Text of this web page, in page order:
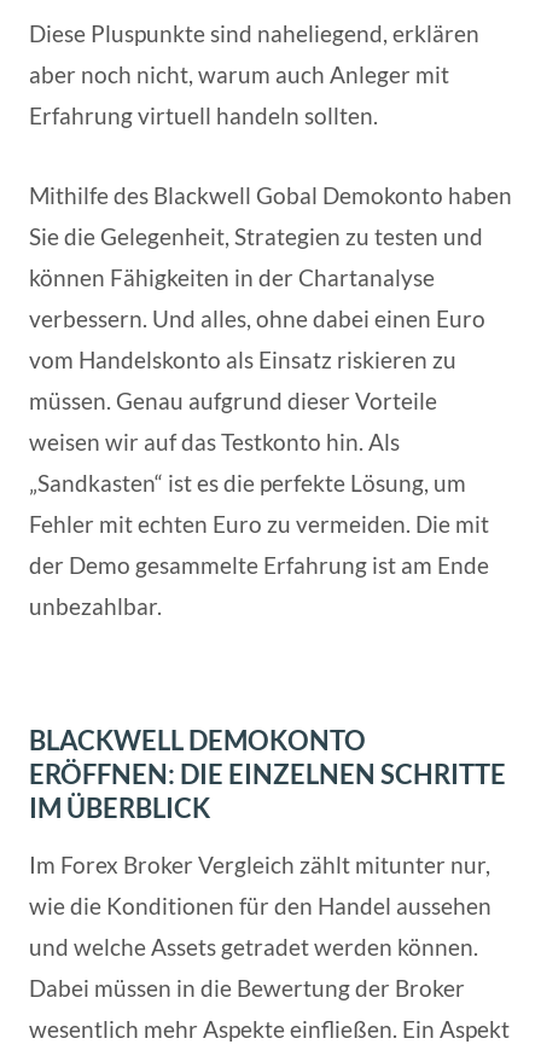
Diese Pluspunkte sind naheliegend, erklären
aber noch nicht, warum auch Anleger mit
Erfahrung virtuell handeln sollten.
Mithilfe des Blackwell Gobal Demokonto haben
Sie die Gelegenheit, Strategien zu testen und
können Fähigkeiten in der Chartanalyse
verbessern. Und alles, ohne dabei einen Euro
vom Handelskonto als Einsatz riskieren zu
müssen. Genau aufgrund dieser Vorteile
weisen wir auf das Testkonto hin. Als
„Sandkasten“ ist es die perfekte Lösung, um
Fehler mit echten Euro zu vermeiden. Die mit
der Demo gesammelte Erfahrung ist am Ende
unbezahlbar.
BLACKWELL DEMOKONTO
ERÖFFNEN: DIE EINZELNEN SCHRITTE
IM ÜBERBLICK
Im Forex Broker Vergleich zählt mitunter nur,
wie die Konditionen für den Handel aussehen
und welche Assets getradet werden können.
Dabei müssen in die Bewertung der Broker
wesentlich mehr Aspekte einfließen. Ein Aspekt